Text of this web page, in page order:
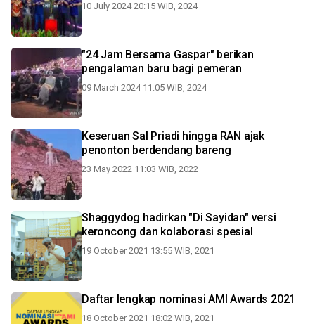
10 July 2024 20:15 WIB, 2024
"24 Jam Bersama Gaspar" berikan
pengalaman baru bagi pemeran
09 March 2024 11:05 WIB, 2024
Keseruan Sal Priadi hingga RAN ajak
penonton berdendang bareng
23 May 2022 11:03 WIB, 2022
Shaggydog hadirkan "Di Sayidan" versi
keroncong dan kolaborasi spesial
19 October 2021 13:55 WIB, 2021
Daftar lengkap nominasi AMI Awards 2021
18 October 2021 18:02 WIB, 2021